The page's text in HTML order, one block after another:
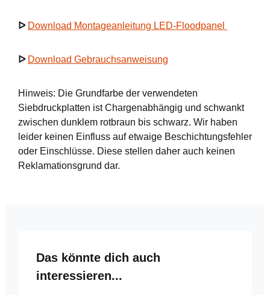
ᐅ Download Montageanleitung LED-Floodpanel
ᐅ Download Gebrauchsanweisung
Hinweis: Die Grundfarbe der verwendeten
Siebdruckplatten ist Chargenabhängig und schwankt
zwischen dunklem rotbraun bis schwarz. Wir haben
leider keinen Einfluss auf etwaige Beschichtungsfehler
oder Einschlüsse. Diese stellen daher auch keinen
Reklamationsgrund dar.
Produktgalerie überspringen
Das könnte dich auch
interessieren...